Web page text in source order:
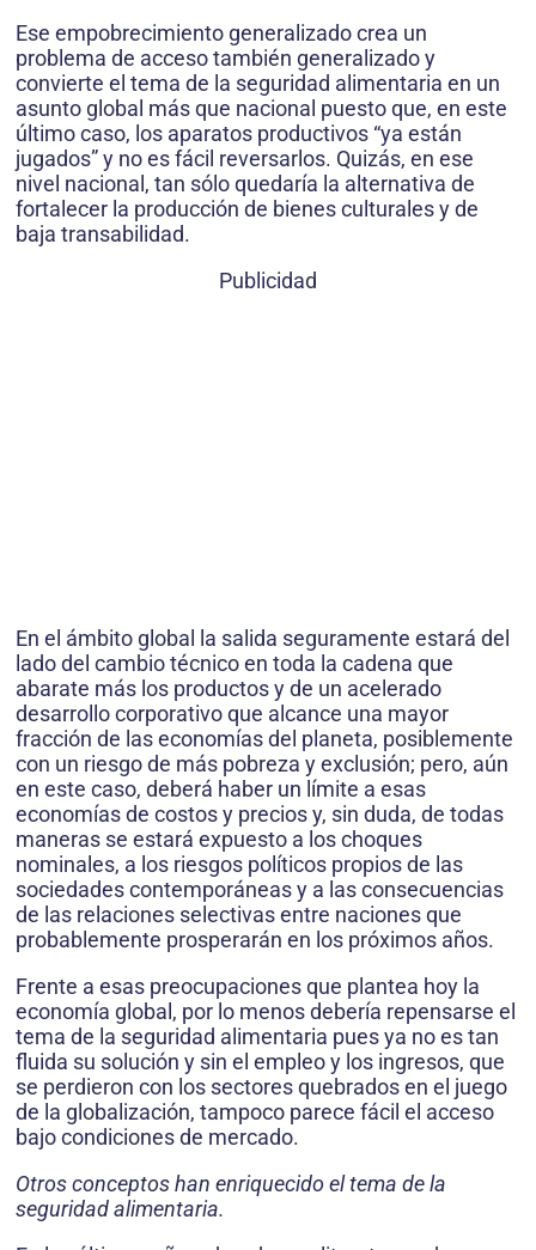
Ese empobrecimiento generalizado crea un
problema de acceso también generalizado y
convierte el tema de la seguridad alimentaria en un
asunto global más que nacional puesto que, en este
último caso, los aparatos productivos “ya están
jugados” y no es fácil reversarlos. Quizás, en ese
nivel nacional, tan sólo quedaría la alternativa de
fortalecer la producción de bienes culturales y de
baja transabilidad.
Publicidad
En el ámbito global la salida seguramente estará del
lado del cambio técnico en toda la cadena que
abarate más los productos y de un acelerado
desarrollo corporativo que alcance una mayor
fracción de las economías del planeta, posiblemente
con un riesgo de más pobreza y exclusión; pero, aún
en este caso, deberá haber un límite a esas
economías de costos y precios y, sin duda, de todas
maneras se estará expuesto a los choques
nominales, a los riesgos políticos propios de las
sociedades contemporáneas y a las consecuencias
de las relaciones selectivas entre naciones que
probablemente prosperarán en los próximos años.
Frente a esas preocupaciones que plantea hoy la
economía global, por lo menos debería repensarse el
tema de la seguridad alimentaria pues ya no es tan
fluida su solución y sin el empleo y los ingresos, que
se perdieron con los sectores quebrados en el juego
de la globalización, tampoco parece fácil el acceso
bajo condiciones de mercado.
Otros conceptos han enriquecido el tema de la
seguridad alimentaria.